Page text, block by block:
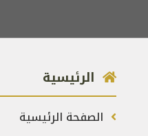
الرئيسية
الصفحة الرئيسية